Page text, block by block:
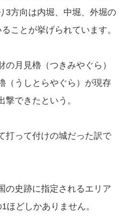
3方向は内堀、中堀、外堀の
ことが挙げられています。
月見櫓（つきみやぐら）
（うしとらやぐら）が現存
撃できたという。
打って付けの城だった訳で
の史跡に指定されるエリア
ほどしかありません。